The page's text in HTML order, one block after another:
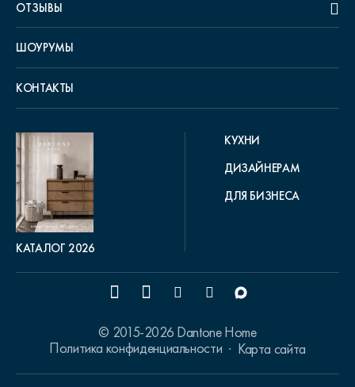
ОТЗЫВЫ
ШОУРУМЫ
КОНТАКТЫ
КАТАЛОГ 2026
КУХНИ
ДИЗАЙНЕРАМ
ДЛЯ БИЗНЕСА
© 2015-2026 Dantone Home
Политика конфиденциальности
Карта сайта